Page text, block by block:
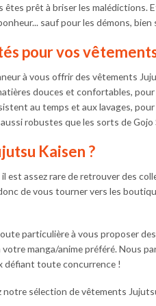
prêt à briser les malédictions.
sauf pour les démons, bien
pour vos
à vous offrir des vêtements
douces et confortables,
au temps et aux lavages,
robustes que les sorts de Gojo
Kaisen ?
est assez rare de retrouver des
de vous tourner vers les
particulière à vous proposer
manga/anime préféré. Nous
défiant toute concurrence !
sélection de vêtements